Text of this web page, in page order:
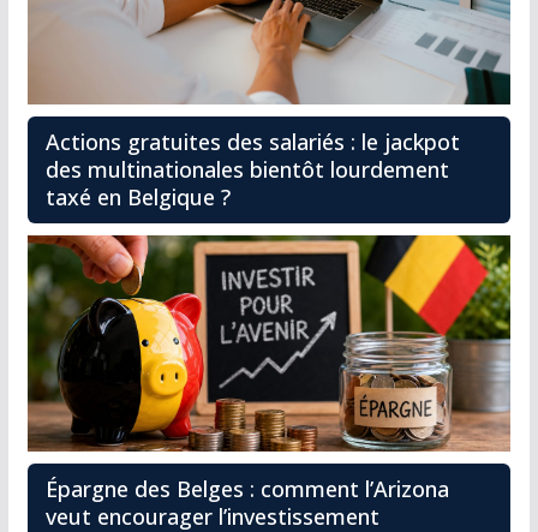
Actions gratuites des salariés : le jackpot
des multinationales bientôt lourdement
taxé en Belgique ?
Épargne des Belges : comment l’Arizona
veut encourager l’investissement